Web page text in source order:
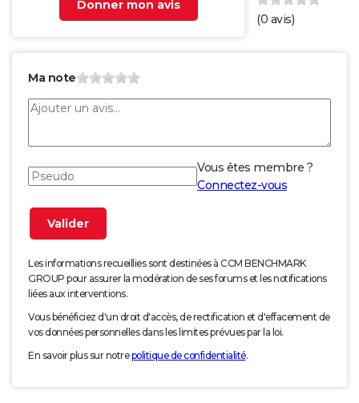
Donner mon avis
(0 avis)
Ma note
Vous êtes membre ?
Connectez-vous
Les informations recueillies sont destinées à CCM BENCHMARK
GROUP pour assurer la modération de ses forums et les notifications
liées aux interventions.
Vous bénéficiez d'un droit d'accès, de rectification et d'effacement de
vos données personnelles dans les limites prévues par la loi.
En savoir plus sur notrepolitique de confidentialité.